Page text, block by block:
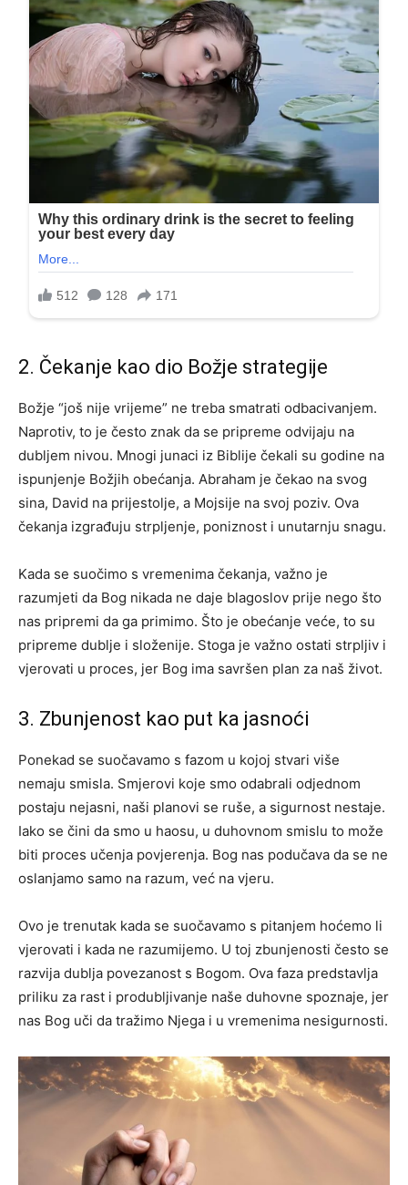
2. Čekanje kao dio Božje strategije
Božje “još nije vrijeme” ne treba smatrati odbacivanjem.
Naprotiv, to je često znak da se pripreme odvijaju na
dubljem nivou. Mnogi junaci iz Biblije čekali su godine na
ispunjenje Božjih obećanja. Abraham je čekao na svog
sina, David na prijestolje, a Mojsije na svoj poziv. Ova
čekanja izgrađuju strpljenje, poniznost i unutarnju snagu.
Kada se suočimo s vremenima čekanja, važno je
razumjeti da Bog nikada ne daje blagoslov prije nego što
nas pripremi da ga primimo. Što je obećanje veće, to su
pripreme dublje i složenije. Stoga je važno ostati strpljiv i
vjerovati u proces, jer Bog ima savršen plan za naš život.
3. Zbunjenost kao put ka jasnoći
Ponekad se suočavamo s fazom u kojoj stvari više
nemaju smisla. Smjerovi koje smo odabrali odjednom
postaju nejasni, naši planovi se ruše, a sigurnost nestaje.
Iako se čini da smo u haosu, u duhovnom smislu to može
biti proces učenja povjerenja. Bog nas podučava da se ne
oslanjamo samo na razum, već na vjeru.
Ovo je trenutak kada se suočavamo s pitanjem hoćemo li
vjerovati i kada ne razumijemo. U toj zbunjenosti često se
razvija dublja povezanost s Bogom. Ova faza predstavlja
priliku za rast i produbljivanje naše duhovne spoznaje, jer
nas Bog uči da tražimo Njega i u vremenima nesigurnosti.